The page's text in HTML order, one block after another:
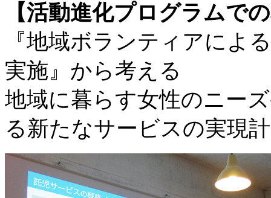
【活動進化プログラムで
『地域ボランティアによ
実施』から考える
地域に暮らす女性のニー
る新たなサービスの実現